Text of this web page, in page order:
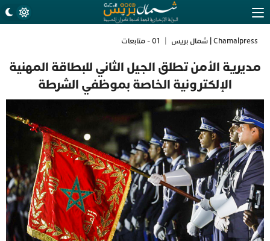
Chamalpress | شمال بريس 01 - متابعات
مديرية الأمن تطلق الجيل الثاني للبطاقة المهنية
الإلكترونية الخاصة بموظفي الشرطة